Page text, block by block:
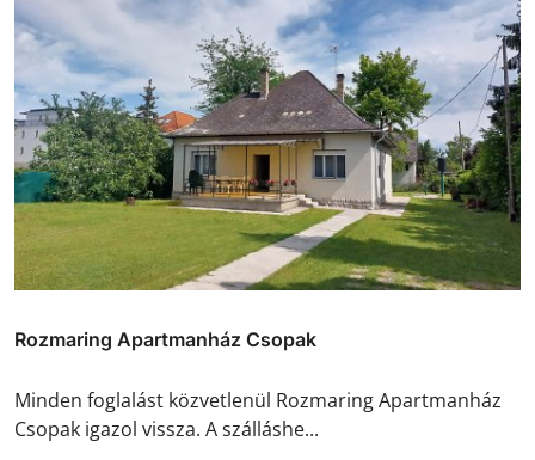
Rozmaring Apartmanház Csopak
Minden foglalást közvetlenül Rozmaring Apartmanház
Csopak igazol vissza. A szálláshe...